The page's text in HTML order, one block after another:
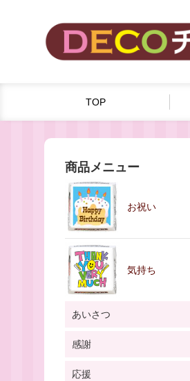
TOP
商品メニュー
お祝い
気持ち
あいさつ
感謝
応援